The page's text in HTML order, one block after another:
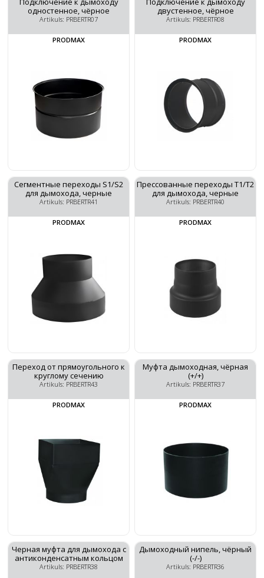
одностенное, чёрное
Artikuls: PRBERTR07
PRODMAX
двустенное, чёрное
Artikuls: PRBERTR08
PRODMAX
Сегментные переходы S1/S2
для дымохода, черные
Artikuls: PRBERTR41
PRODMAX
Прессованные переходы T1/T2
для дымохода, черные
Artikuls: PRBERTR40
PRODMAX
Переход от прямоугольного к
круглому сечению
Artikuls: PRBERTR43
PRODMAX
Муфта дымоходная, чёрная
(+/+)
Artikuls: PRBERTR37
PRODMAX
Черная муфта для дымохода с
антиконденсатным кольцом
Artikuls: PRBERTR38
Дымоходный нипель, чёрный
(-/-)
Artikuls: PRBERTR36